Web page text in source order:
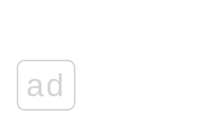
ad